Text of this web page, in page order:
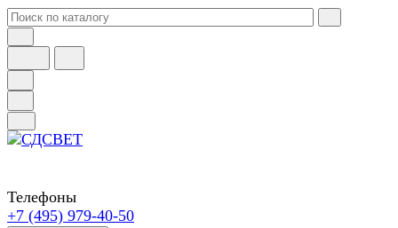
Телефоны
+7 (495) 979-40-50